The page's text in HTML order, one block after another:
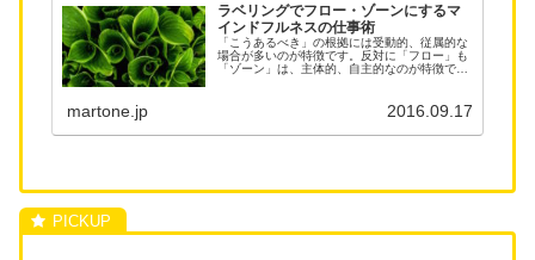
ラベリングでフロー・ゾーンにするマ
インドフルネスの仕事術
「こうあるべき」の根拠には受動的、従属的な
場合が多いのが特徴です。反対に「フロー」も
「ゾーン」は、主体的、自主的なのが特徴で
いときにはラベリングでフロー・ゾーンに流れ
を変えて喜び体験を満喫する「マインドフルネ
スな仕事術」のご紹介。
martone.jp 2016.09.17